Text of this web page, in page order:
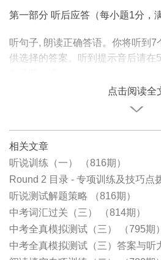
第一部分 听后应答（每小题1分，
听句子, 朗读正确答语。你将听到7
供选择的答案。听到提示音后请在
点击阅读全
相关文章
听说训练（一） （816期）
Round 2 目录 - 专项训练及技巧点
听说测试解题策略 （816期）
中考词汇过关（三） （814期）
中考全真模拟测试（三） （795期）
中考全真模拟测试（三）答案与听